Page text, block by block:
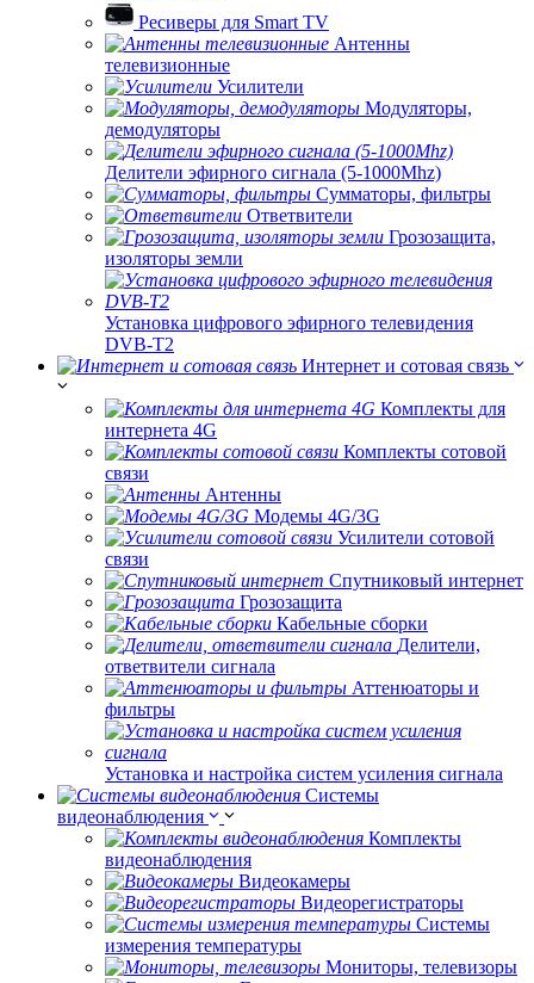
Ресиверы для Smart TV
Антенны
телевизионные
Усилители
Модуляторы,
демодуляторы
Делители эфирного сигнала (5-1000Mhz)
Сумматоры, фильтры
Ответвители
Грозозащита,
изоляторы земли
Установка цифрового эфирного телевидения
DVB-T2
Интернет и сотовая связь
Комплекты для
интернета 4G
Комплекты сотовой
связи
Антенны
Модемы 4G/3G
Усилители сотовой
связи
Спутниковый интернет
Грозозащита
Кабельные сборки
Делители,
ответвители сигнала
Аттенюаторы и
фильтры
Установка и настройка систем усиления сигнала
Системы
видеонаблюдения
Комплекты
видеонаблюдения
Видеокамеры
Видеорегистраторы
Системы
измерения температуры
Мониторы, телевизоры